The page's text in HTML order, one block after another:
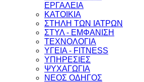
ΕΡΓΑΛΕΙΑ
ΚΑΤΟΙΚΙΑ
ΣΤΗΛΗ ΤΩΝ ΙΑΤΡΩΝ
ΣΤΥΛ - ΕΜΦΑΝΙΣΗ
ΤΕΧΝΟΛΟΓΙΑ
ΥΓΕΙΑ - FITNESS
ΥΠΗΡΕΣΙΕΣ
ΨΥΧΑΓΩΓΙΑ
ΝΕΟΣ ΟΔΗΓΟΣ